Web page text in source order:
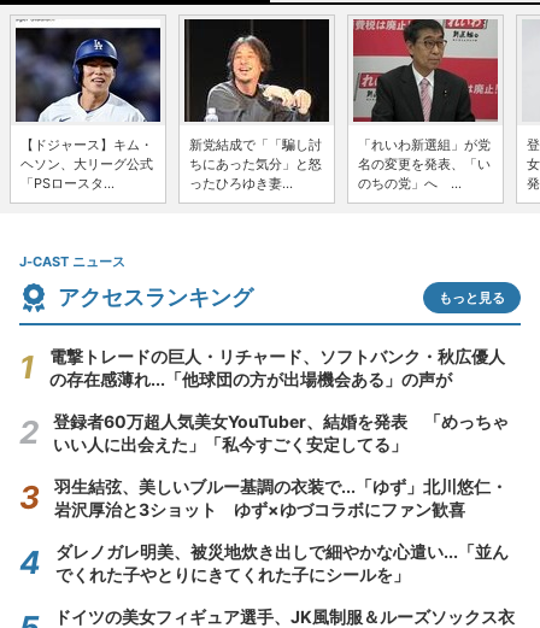
【ドジャース】キム・
ヘソン、大リーグ公式
「PSロースタ...
新党結成で「「騙し討
ちにあった気分」と怒
ったひろゆき妻...
「れいわ新選組」が党
名の変更を発表、「い
のちの党」へ ...
J-CAST ニュース
アクセスランキング もっと見る
電撃トレードの巨人・リチャード、ソフトバンク・秋広優人
の存在感薄れ...「他球団の方が出場機会ある」の声が
登録者60万超人気美女YouTuber、結婚を発表 「めっちゃ
いい人に出会えた」「私今すごく安定してる」
羽生結弦、美しいブルー基調の衣装で...「ゆず」北川悠仁・
岩沢厚治と3ショット ゆず×ゆづコラボにファン歓喜
ダレノガレ明美、被災地炊き出しで細やかな心遣い...「並ん
でくれた子やとりにきてくれた子にシールを」
ドイツの美女フィギュア選手、JK風制服＆ルーズソックス衣